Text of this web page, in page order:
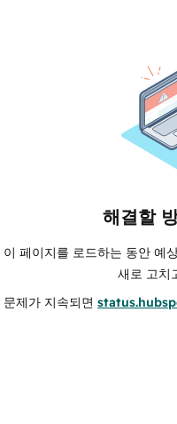
해결할
이 페이지를 로드하는 동안 예
새로 고치
문제가 지속되면